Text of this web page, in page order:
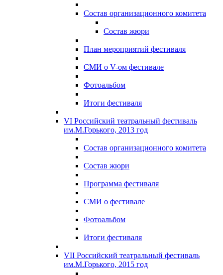
Состав организационного комитета
Состав жюри
План мероприятий фестиваля
СМИ о V-ом фестивале
Фотоальбом
Итоги фестиваля
VI Российский театральный фестиваль
им.М.Горького, 2013 год
Состав организационного комитета
Состав жюри
Программа фестиваля
СМИ о фестивале
Фотоальбом
Итоги фестиваля
VII Российский театральный фестиваль
им.М.Горького, 2015 год